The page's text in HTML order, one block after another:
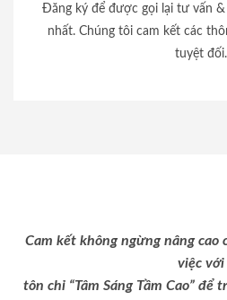
Đăng ký để được gọi lại tư vấn
nhất. Chúng tôi cam kết các
tuyệt đối.
Cam kết không ngừng nâng
việc với
tôn chỉ “Tâm Sáng Tầm Cao”